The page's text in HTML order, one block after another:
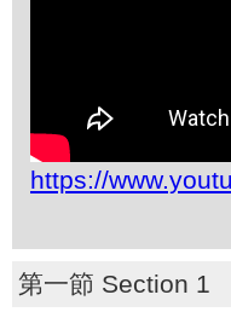
https://
第一節 Section 1